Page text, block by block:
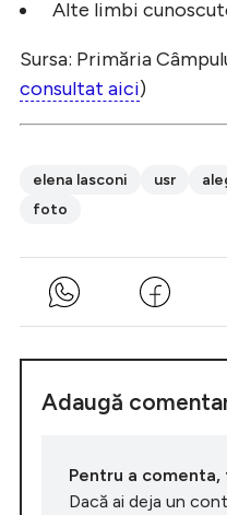
Alte limbi
Sursa: Primăria
consultat aici)
elena lasconi usr
foto
Adaugă
Pentru a
Dacă ai deja un cont,